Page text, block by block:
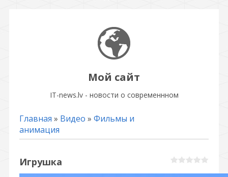
Мой сайт
IT-news.lv - новости о современнном
Главная » Видео » Фильмы и
анимация
Игрушка